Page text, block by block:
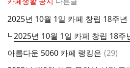
2025년 10월 1일 카페 창립 18주년
아름다운 5060 카페 랭킹은 댓
(29)